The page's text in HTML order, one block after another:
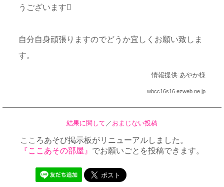
うございます
自分自身頑張りますのでどうか宜しくお願い致しま
す。
情報提供:あやか様
wbcc16s16.ezweb.ne.jp
結果に関して ／ おまじない投稿
こころあそび掲示板がリニューアルしました。
『ここあその部屋』 でお願いごとを投稿できます。